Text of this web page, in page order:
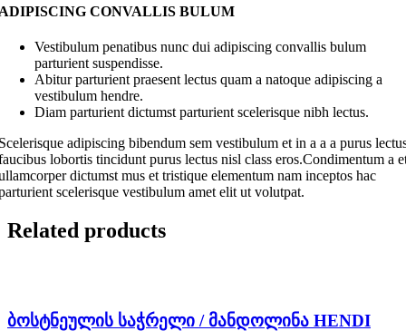
CONVALLIS BULUM
Vestibulum penatibus nunc dui adipiscing convallis bulum
parturient suspendisse.
Abitur parturient praesent lectus quam a natoque adipiscing a
vestibulum hendre.
Diam parturient dictumst parturient scelerisque nibh lectus.
adipiscing bibendum sem vestibulum et in a a a purus
lobortis tincidunt purus lectus nisl class eros.Condimentum a
dictumst mus et tristique elementum nam inceptos hac
scelerisque vestibulum amet elit ut volutpat.
Related products
ბოსტნეულის საჭრელი / მანდოლინა HENDI